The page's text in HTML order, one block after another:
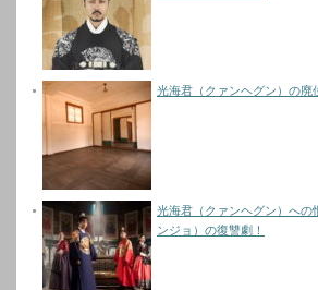
光海君（クァンヘグン）の廃
光海君（クァンヘグン）への
ンジョ）の復讐劇！